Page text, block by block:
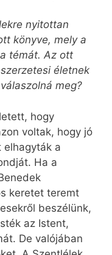
nyitottan
könyve, mely a
témát. Az ott
életnek
meg?
hogy
voltak, hogy jó
elhagyták a
Ha a
keretet teremt
beszélünk,
az Istent,
De valójában